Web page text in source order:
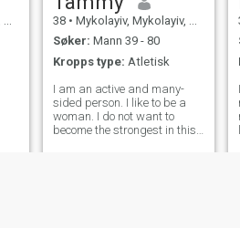
38 • Mykolayiv, Mykolayiv, Ukraina
Søker: Mann 39 - 80
Kropps type: Atletisk
I am an active and many-
sided person. I like to be a
woman. I do not want to
become the strongest in this